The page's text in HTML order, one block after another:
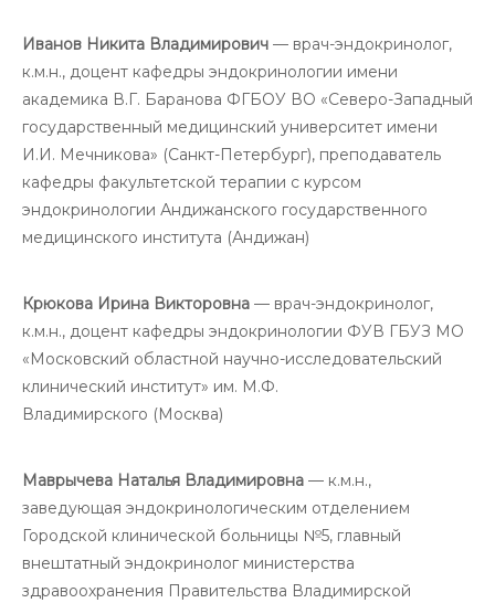
Иванов Никита Владимирович — врач-эндокринолог,
к.м.н., доцент кафедры эндокринологии имени
академика В.Г. Баранова ФГБОУ ВО «Северо-Западный
государственный медицинский университет имени
И.И. Мечникова» (Санкт-Петербург), преподаватель
кафедры факультетской терапии с курсом
эндокринологии Андижанского государственного
медицинского института (Андижан)
Крюкова Ирина Викторовна — врач-эндокринолог,
к.м.н., доцент кафедры эндокринологии ФУВ ГБУЗ МО
«Московский областной научно-исследовательский
клинический институт» им. М.Ф.
Владимирского (Москва)
Маврычева Наталья Владимировна — к.м.н.,
заведующая эндокринологическим отделением
Городской клинической больницы №5, главный
внештатный эндокринолог министерства
здравоохранения Правительства Владимирской